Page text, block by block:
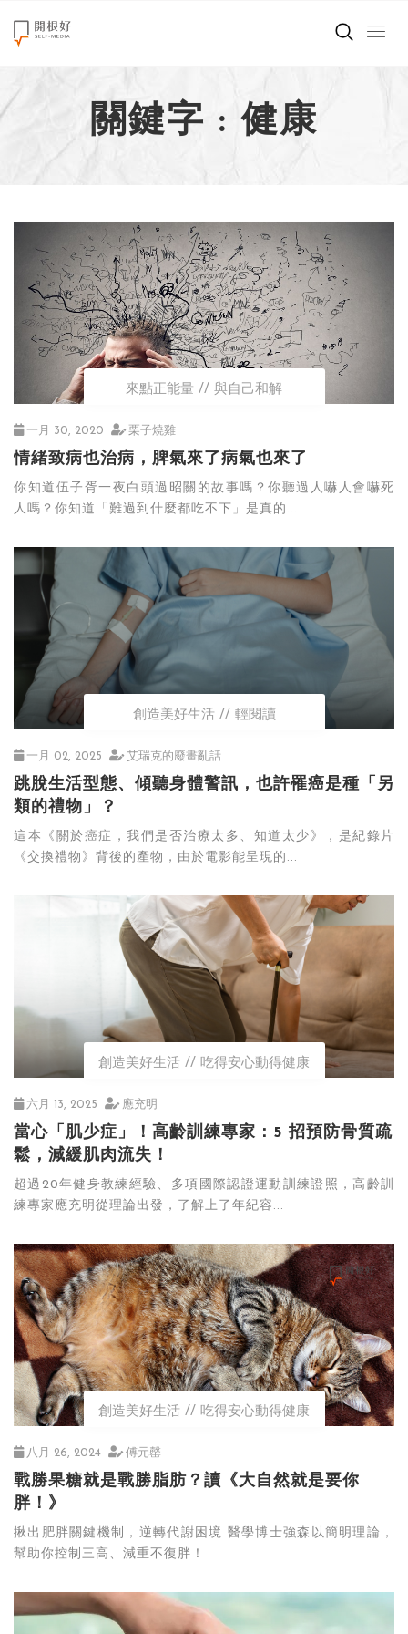
來點正能量
世界在想什麼
創造美好生活
職場商業經濟
影片專區
關於我們
關鍵字 : 健康
來點正能量 與自己和解
一月 30, 2020 栗子燒雞
情緒致病也治病，脾氣來了病氣也來了
你知道伍子胥一夜白頭過昭關的故事嗎？你聽過人嚇人會嚇死
人嗎？你知道「難過到什麼都吃不下」是真的...
創造美好生活 輕閱讀
一月 02, 2025 艾瑞克的廢畫亂話
跳脫生活型態、傾聽身體警訊，也許罹癌是種「另
類的禮物」？
這本《關於癌症，我們是否治療太多、知道太少》，是紀錄片
《交換禮物》背後的產物，由於電影能呈現的...
創造美好生活 吃得安心動得健康
六月 13, 2025 應充明
當心「肌少症」！高齡訓練專家：5 招預防骨質疏
鬆，減緩肌肉流失！
超過20年健身教練經驗、多項國際認證運動訓練證照，高齡訓
練專家應充明從理論出發，了解上了年紀容...
創造美好生活 吃得安心動得健康
八月 26, 2024 傅元罄
戰勝果糖就是戰勝脂肪？讀《大自然就是要你
胖！》
揪出肥胖關鍵機制，逆轉代謝困境 醫學博士強森以簡明理論，
幫助你控制三高、減重不復胖！